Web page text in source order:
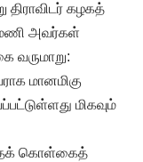
திராவிடர் கழகத்
அவர்கள்
வருமாறு:
மானமிகு
மிகவும்
கொள்கைத்